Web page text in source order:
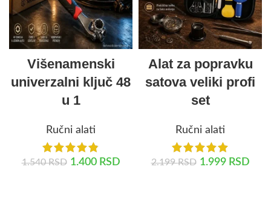
Višenamenski
univerzalni ključ 48
u 1
Ručni alati
1.540RSD 1.400 RSD
Alat za popravku
satova veliki profi
set
Ručni alati
2.199RSD 1.999 RSD